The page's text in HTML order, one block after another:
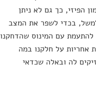
הפיזי, כך גם לא ניתן
בכדי לשפר את המצב
להתעמת עם המינוס שהדחקנו
אחריות על חלקנו במה
לה ובאלה שכדאי